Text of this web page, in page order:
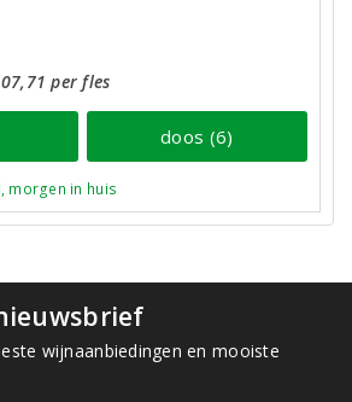
per fles
doos (6)
morgen in huis
wijnaanbiedingen en mooiste